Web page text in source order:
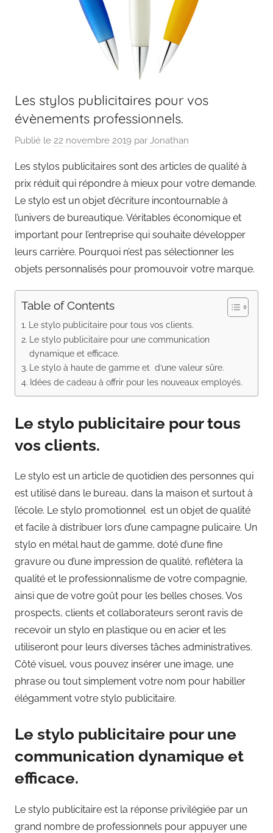
Les stylos publicitaires pour vos
évènements professionnels.
Publié le 22 novembre 2019 par Jonathan
Les stylos publicitaires sont des articles de qualité à
prix réduit qui répondre à mieux pour votre demande.
Le stylo est un objet d’écriture incontournable à
l’univers de bureautique. Véritables économique et
important pour l’entreprise qui souhaite développer
leurs carrière. Pourquoi n’est pas sélectionner les
objets personnalisés pour promouvoir votre marque.
Table of Contents
Le stylo publicitaire pour tous vos clients.
Le stylo publicitaire pour une communication
dynamique et efficace.
Le stylo à haute de gamme et d’une valeur sûre.
Idées de cadeau à offrir pour les nouveaux employés.
Le stylo publicitaire pour tous
vos clients.
Le stylo est un article de quotidien des personnes qui
est utilisé dans le bureau, dans la maison et surtout à
l’école. Le stylo promotionnel est un objet de qualité
et facile à distribuer lors d’une campagne pulicaire. Un
stylo en métal haut de gamme, doté d’une fine
gravure ou d’une impression de qualité, reflètera la
qualité et le professionnalisme de votre compagnie,
ainsi que de votre goût pour les belles choses. Vos
prospects, clients et collaborateurs seront ravis de
recevoir un stylo en plastique ou en acier et les
utiliseront pour leurs diverses tâches administratives.
Côté visuel, vous pouvez insérer une image, une
phrase ou tout simplement votre nom pour habiller
élégamment votre stylo publicitaire.
Le stylo publicitaire pour une
communication dynamique et
efficace.
Le stylo publicitaire est la réponse privilégiée par un
grand nombre de professionnels pour appuyer une